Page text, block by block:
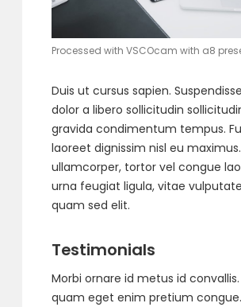
Processed with VSCOcam with a8
Duis ut cursus sapien.
dolor a libero sollicitudin
gravida condimentum tempus.
laoreet dignissim nisl eu
ullamcorper, tortor vel congue
urna feugiat ligula, vitae
quam sed elit.
Testimonials
Morbi ornare id metus id
quam eget enim pretium